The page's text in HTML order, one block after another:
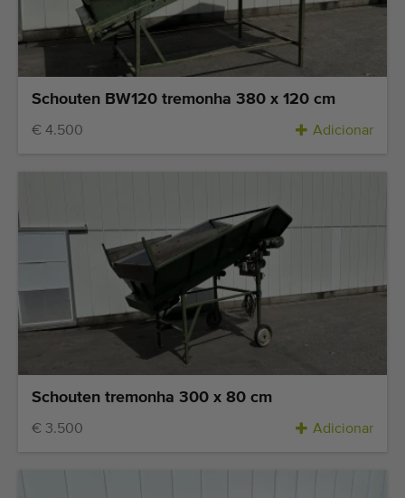
Schouten BW120 tremonha 380 x 120 cm
€ 4.500 Adicionar
Schouten tremonha 300 x 80 cm
€ 3.500 Adicionar